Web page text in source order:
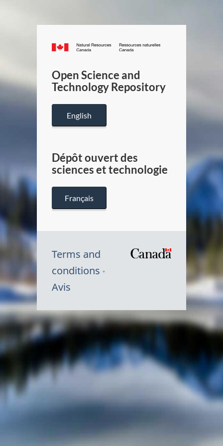
Canada.ca
/
Canada
Open Science and
Technology Repository
English
Dépôt ouvert des
sciences et technologie
Français
Terms and
conditions
Avis
Symbole
du
Canada